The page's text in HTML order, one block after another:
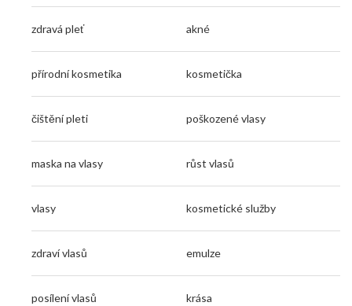
zdravá pleť akné
přírodní kosmetika kosmetička
čištění pleti poškozené vlasy
maska na vlasy růst vlasů
vlasy kosmetické služby
zdraví vlasů emulze
posílení vlasů krása